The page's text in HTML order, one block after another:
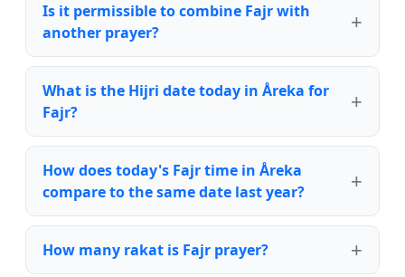
Is it permissible to combine Fajr with
another prayer?
What is the Hijri date today in Åreka for
Fajr?
How does today's Fajr time in Åreka
compare to the same date last year?
How many rakat is Fajr prayer?